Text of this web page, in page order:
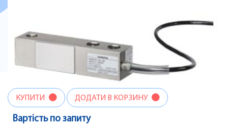
КУПИТИ ДОДАТИ В КОРЗИНУ
Вартість по запиту